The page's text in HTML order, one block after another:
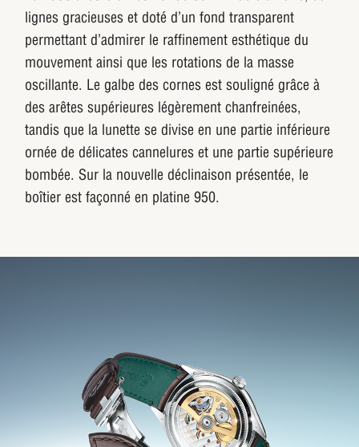
lignes gracieuses et doté d’un fond transparent
permettant d’admirer le raffinement esthétique du
mouvement ainsi que les rotations de la masse
oscillante. Le galbe des cornes est souligné grâce à
des arêtes supérieures légèrement chanfreinées,
tandis que la lunette se divise en une partie inférieure
ornée de délicates cannelures et une partie supérieure
bombée. Sur la nouvelle déclinaison présentée, le
boîtier est façonné en platine 950.